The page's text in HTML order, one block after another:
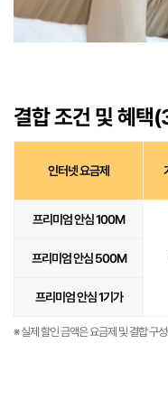
결합 조건 및 혜택
인터넷 요금제
프리미엄 안심 100M
프리미엄 안심 500M
프리미엄 안심 1기가
※ 실제 할인 금액은 요금제 및 결합 구